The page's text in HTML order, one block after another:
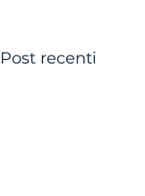
Post recenti